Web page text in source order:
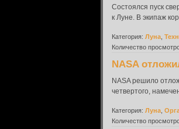
Состоялся пуск
к Луне. В экипаж
Категория: Луна
Количество
NASA
NASA решило
четвертого,
Категория: Луна
Количество